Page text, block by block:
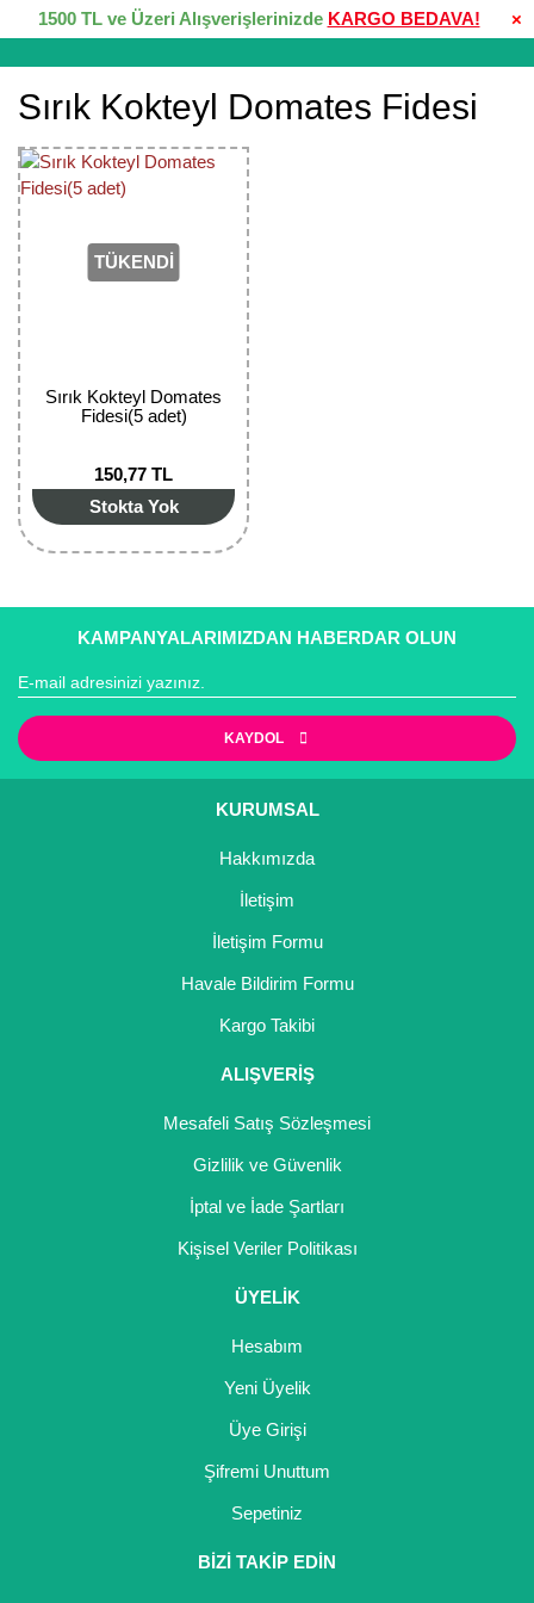
×
1500 TL ve Üzeri Alışverişlerinizde KARGO BEDAVA!
Sırık Kokteyl Domates Fidesi
TÜKENDİ
Sırık Kokteyl Domates
Fidesi(5 adet)
150,77 TL
Stokta Yok
KAMPANYALARIMIZDAN HABERDAR OLUN
KAYDOL
KURUMSAL
Hakkımızda
İletişim
İletişim Formu
Havale Bildirim Formu
Kargo Takibi
ALIŞVERİŞ
Mesafeli Satış Sözleşmesi
Gizlilik ve Güvenlik
İptal ve İade Şartları
Kişisel Veriler Politikası
ÜYELİK
Hesabım
Yeni Üyelik
Üye Girişi
Şifremi Unuttum
Sepetiniz
BİZİ TAKİP EDİN